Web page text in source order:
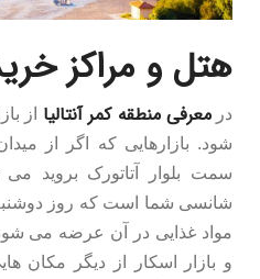
هتل و مراکز
درمعرفی منطقه کمر آنتالیا
از
شود. بازارهایی که اگر از
سمت بلوار آتاتورک بروید می
شانسی شما است که روز دوشنبه
مواد غذایی در آن عرضه می
و بازار اسکار از دیگر مکان